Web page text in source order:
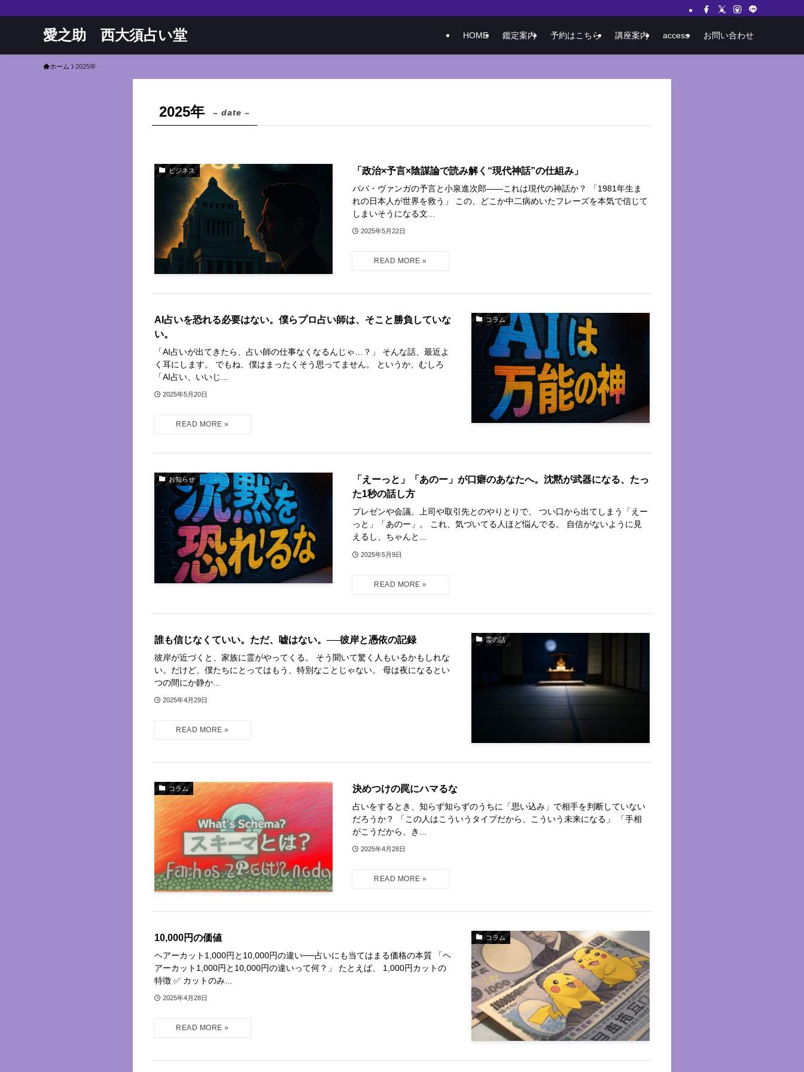
愛之助 西大須占い堂 HOME 鑑定案内 予約はこちら 講座案内 access お問い合わせ
ホーム 2025年
2025年 – date –
ビジネス 「政治×予言×陰謀論で読み解く“現代神話”の仕組み」
ババ・ヴァンガの予言と小泉進次郎――これは現代の神話か？ 「1981年生ま
れの日本人が世界を救う」 この、どこか中二病めいたフレーズを本気で信じて
しまいそうになる文...
2025年5月22日
コラム
AI占いを恐れる必要はない。僕らプロ占い師は、そこと勝負していな
い。
「AI占いが出てきたら、占い師の仕事なくなるんじゃ…？」 そんな話、最近よ
く耳にします。 でもね、僕はまったくそう思ってません。 というか、むしろ
「AI占い、いいじ...
2025年5月20日
お知らせ
「えーっと」「あのー」が口癖のあなたへ。沈黙が武器になる、たっ
た1秒の話し方
プレゼンや会議、上司や取引先とのやりとりで、 つい口から出てしまう「えー
っと」「あのー」。 これ、気づいてる人ほど悩んでる。 自信がないように見
えるし、ちゃんと...
2025年5月9日
霊の話
誰も信じなくていい。ただ、嘘はない。──彼岸と憑依の記録
彼岸が近づくと、家族に霊がやってくる。 そう聞いて驚く人もいるかもしれな
い。だけど、僕たちにとってはもう、特別なことじゃない。 母は夜になるとい
つの間にか静か...
2025年4月29日
コラム 決めつけの罠にハマるな
占いをするとき、知らず知らずのうちに「思い込み」で相手を判断していない
だろうか？ 「この人はこういうタイプだから、こういう未来になる」 「手相
がこうだから、き...
2025年4月28日
コラム
10,000円の価値
ヘアーカット1,000円と10,000円の違い──占いにも当てはまる価格の本質 「ヘ
アーカット1,000円と10,000円の違いって何？」 たとえば、 1,000円カットの
特徴 ✅ カットのみ...
2025年4月28日